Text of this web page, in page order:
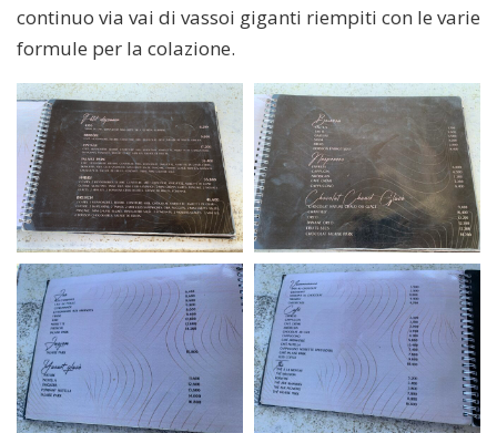
continuo via vai di vassoi giganti riempiti con le varie
formule per la colazione.